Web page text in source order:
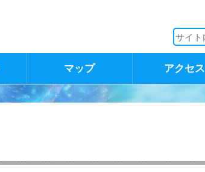
マップ アクセス